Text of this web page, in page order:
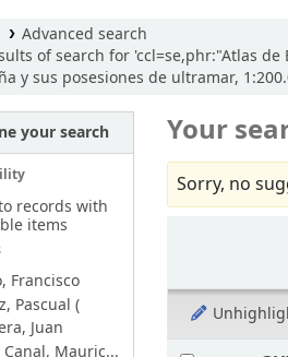
Advanced search
of search for 'ccl=se,phr:"Atlas
y sus posesiones de ultramar,
your search
records with
items
Francisco
Pascual (
Juan
Your
Sorry, no
Results